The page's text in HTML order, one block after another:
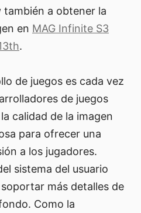
también a obtener la
en MAG Infinite S3
.
de juegos es cada vez
de juegos
calidad de la imagen
para ofrecer una
a los jugadores.
sistema del usuario
más detalles de
Como la